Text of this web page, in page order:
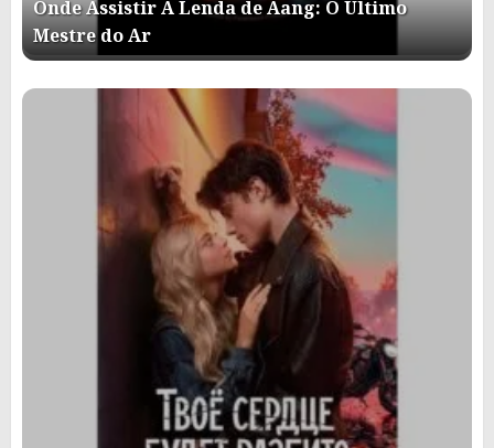
Onde Assistir A Lenda de Aang: O Último
Mestre do Ar